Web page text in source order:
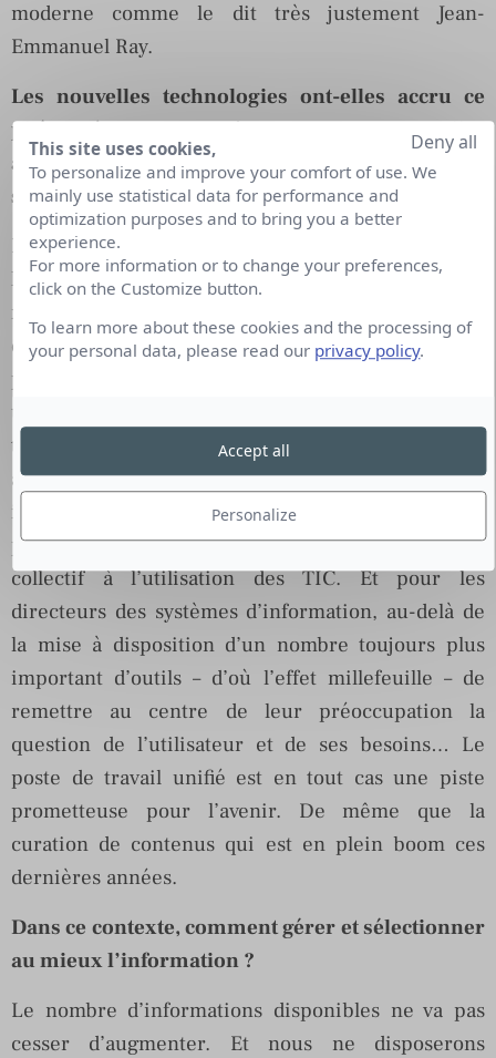
moderne comme le dit très justement Jean-
Emmanuel Ray.
Les nouvelles technologies ont-elles accru ce
phénomène ? Et en même temps, peuvent-elles
aussi être la solution pour mieux gérer la
surcharge informationnelle ?
Les NTIC ne sont pas plus responsables de
l’infobésité qu’elles n’ont la capacité, seules, à les
résoudre… Il est vrai que l’on attendait des TIC
qu’elles améliorent les flux d’informations et les
processus décisionnels. Et de fait, par leur
utilisation souvent non conforme à leurs usages, en
tout cas leur pratique majoritairement «
autodidacte », les TIC ont abouti à la situation
inverse. Elles génèrent de la surinformation. Il est
plus que temps de se professionnaliser en mode
collectif à l’utilisation des TIC. Et pour les
directeurs des systèmes d’information, au-delà de
la mise à disposition d’un nombre toujours plus
important d’outils – d’où l’effet millefeuille – de
remettre au centre de leur préoccupation la
question de l’utilisateur et de ses besoins… Le
poste de travail unifié est en tout cas une piste
prometteuse pour l’avenir. De même que la
curation de contenus qui est en plein boom ces
dernières années.
Dans ce contexte, comment gérer et sélectionner
au mieux l’information ?
Le nombre d’informations disponibles ne va pas
cesser d’augmenter. Et nous ne disposerons
This site uses cookies,
To personalize and improve your comfort of use. We
mainly use statistical data for performance and
optimization purposes and to bring you a better
experience.
For more information or to change your preferences,
click on the Customize button.
To learn more about these cookies and the processing of
your personal data, please read our privacy policy.
Personalize
Deny all
Accept all